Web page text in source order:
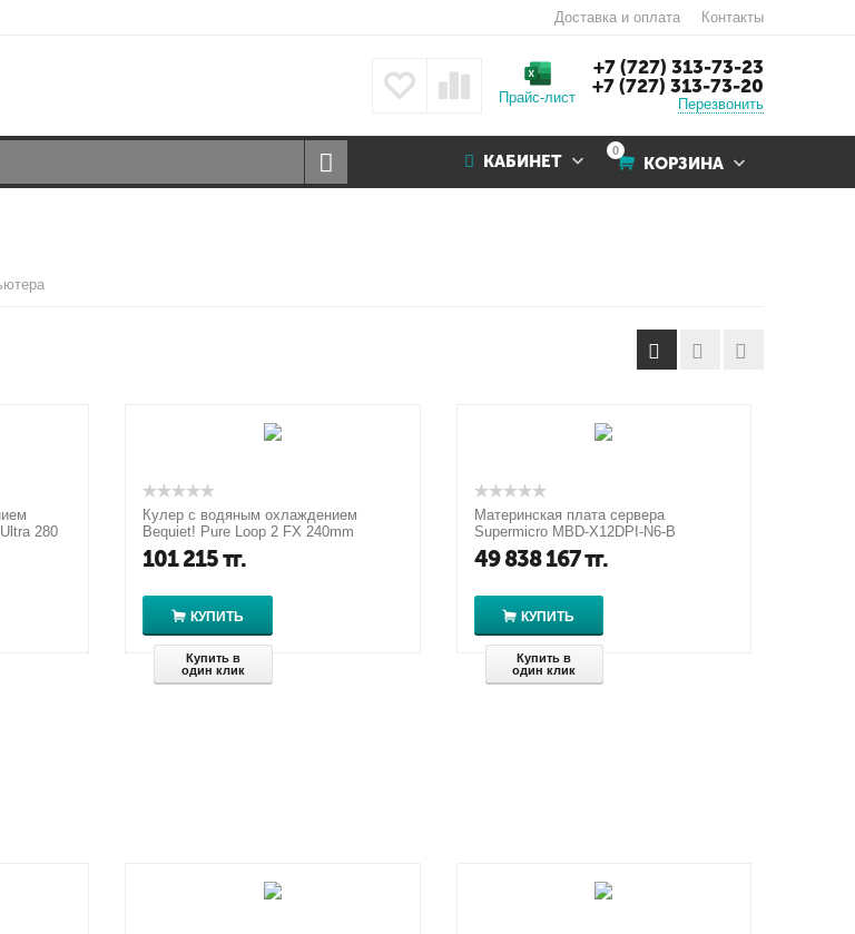
Доставка и оплата Контакты
+7 (727) 313-73-23
+7 (727) 313-73-20
Перезвонить
Прайс-лист
0
КОРЗИНА
КАБИНЕТ
280
Кулер с водяным охлаждением
Bequiet! Pure Loop 2 FX 240mm
101 215тг.
КУПИТЬ
Купить в
один клик
Материнская плата сервера
Supermicro MBD-X12DPI-N6-B
49 838 167тг.
КУПИТЬ
Купить в
один клик